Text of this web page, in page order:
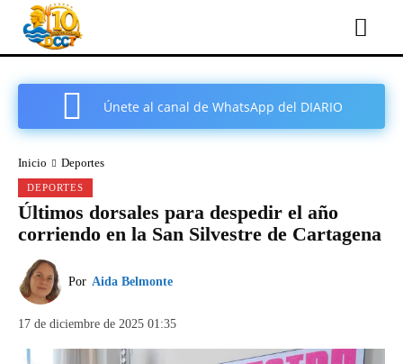
Únete al canal de WhatsApp del DIARIO
Inicio Deportes
DEPORTES
Últimos dorsales para despedir el año
corriendo en la San Silvestre de Cartagena
Por Aida Belmonte
17 de diciembre de 2025 01:35